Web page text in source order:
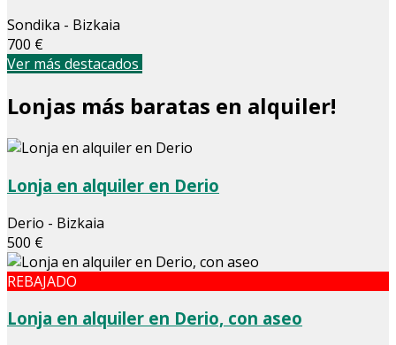
Sondika - Bizkaia
700 €
Ver más destacados
Lonjas más baratas en alquiler!
Lonja en alquiler en Derio
Derio - Bizkaia
500 €
REBAJADO
Lonja en alquiler en Derio, con aseo